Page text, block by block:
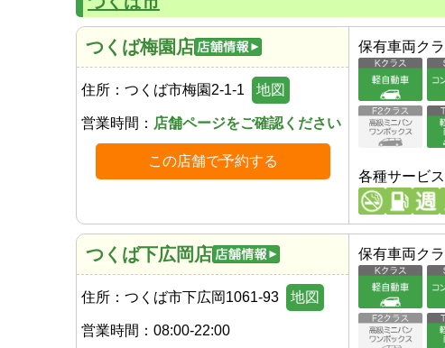
つくば梅園店
住所： つくば市梅園2-1-1 地図
営業時間： 店舗ページをご確認ください
この店舗で予約する
保有車両ク
各種サービス
つくば下広岡店
住所： つくば市下広岡1061-93 地図
営業時間： 08:00-22:00
保有車両ク